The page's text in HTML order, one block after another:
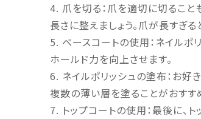
4. 爪を切る：爪を適切に切ること
長さに整えましょう。爪が長すぎ
5. ベースコートの使用：ネイルポ
ホールド力を向上させます。
6. ネイルポリッシュの塗布：お好
複数の薄い層を塗ることがおすす
7. トップコートの使用：最後に、